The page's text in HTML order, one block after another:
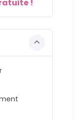
!